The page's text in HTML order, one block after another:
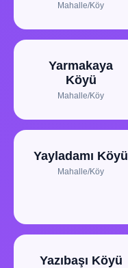
Mahalle/Köy
Yarmakaya
Köyü
Mahalle/Köy
Yayladamı Köyü
Mahalle/Köy
Yazıbaşı Köyü